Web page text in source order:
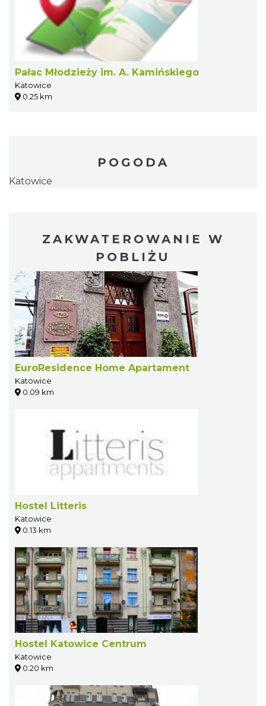
Pałac Młodzieży im. A. Kamińskiego
Katowice
0.25 km
POGODA
Katowice
ZAKWATEROWANIE W
POBLIŻU
EuroResidence Home Apartament
Katowice
0.09 km
Hostel Litteris
Katowice
0.13 km
Hostel Katowice Centrum
Katowice
0.20 km